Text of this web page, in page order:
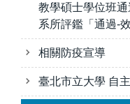
教學碩士學位班
系所評鑑「通過-
相關防疫宣導
臺北市立大學 自